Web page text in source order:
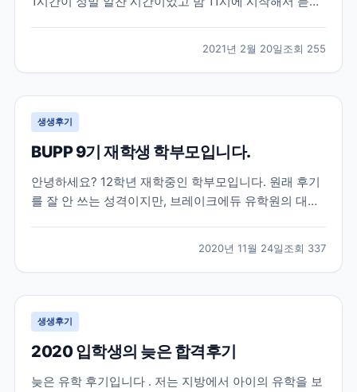
가지지 않았다가 미리 준비를 못해 나중에 후회를 했을
뻔한 엄청 중요한 이야기들을 해주셨고 그 이야기들도
딱...
2021년 2월 20일조회 255
생생후기
BUPP 9기 재학생 학부모입니다.
안녕하세요? 12학년 재학중인 학부모입니다. 원래 후기
를 잘 안 쓰는 성격이지만, 브레이크에듀 유학원의 대학
몇자 적어 봅니다. 조기유학으로는 늦은 고1 봄, 강남 모
유학원의 권유로 토론토의 대형사립고등학교로 갔으
나,...
2020년 11월 24일조회 337
생생후기
2020 입학생의 늦은 합격후기
늦은 유학 후기입니다 . 저는 지방에서 아이의 유학을 보